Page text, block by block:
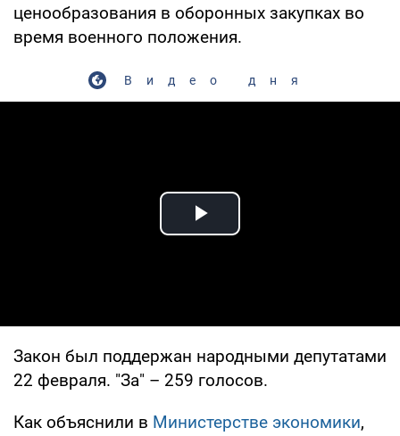
ценообразования в оборонных закупках во
время военного положения.
Видео дня
Play Video
Закон был поддержан народными депутатами
22 февраля. "За" – 259 голосов.
Как объяснили в Министерстве экономики,